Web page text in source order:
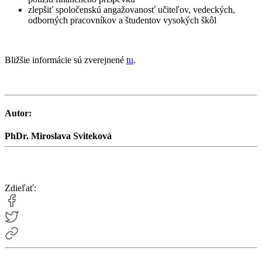
zlepšiť spoločenskú angažovanosť učiteľov, vedeckých,
odborných pracovníkov a študentov vysokých škôl
Bližšie informácie sú zverejnené tu.
Autor:
PhDr. Miroslava Sviteková
Zdieľať: